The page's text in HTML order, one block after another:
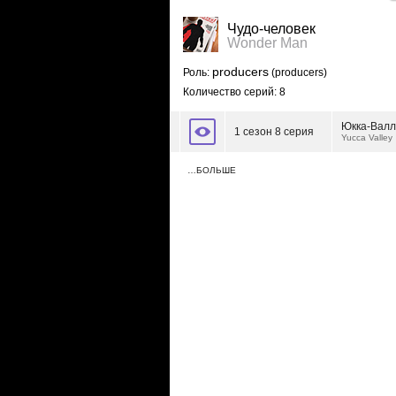
Чудо-человек
Wonder Man
Роль: producers (producers)
Количество серий: 8
1 сезон 8 серия Юкка-
Yucca Valley
…БОЛЬШЕ